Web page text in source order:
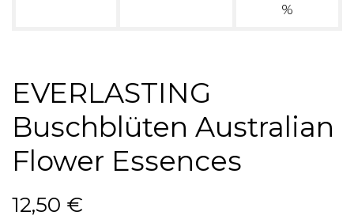
%
EVERLASTING
Buschblüten Australian
Flower Essences
12,50 €